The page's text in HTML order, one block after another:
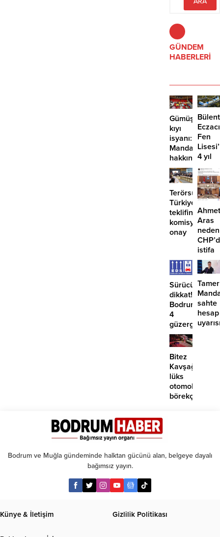
GÜNDEM
HABERLERİ
Gümüşlük’te
kıyı
isyanı:
Mandalinci
hakkında
suç
duyurusu
Bülent
Fen
4 yıl
geçti,
hâlâ
proje
Terörsüz
Türkiye
teklifine
komisyondan
onay
Ahmet
Aras
neden
istifa
Sürücüler
dikkat!
Bodrum’da
4
güzergahta
EDS
başlıyor
Tamer
sahte
hesap
Bitez
Kavşağı’nda
lüks
otomobil
börekçiye
Bodrum ve Muğla gündeminde halktan gücünü alan, belgeye dayalı
bağımsız yayın.
Künye & İletişim Gizlilik Politikası